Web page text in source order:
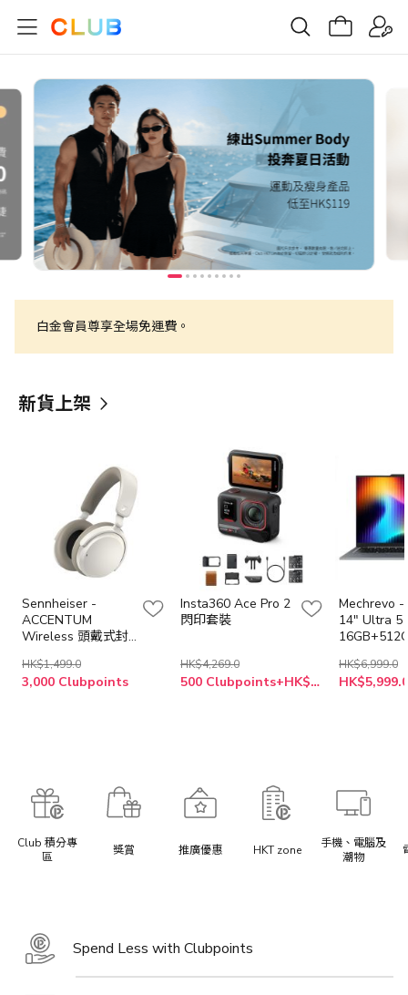
白金會員尊享全場免運費。
新貨上架
Sennheiser -
ACCENTUM
Wireless 頭戴式封
HK$1,499.0
3,000 Clubpoints
Insta360 Ace Pro 2
閃印套裝
HK$4,269.0
500 Clubpoints+HK$3,628.0
Mechrevo -
14" Ultra 5
提電腦(NB-
HK$6,999.0
HK$5,999.0
Club 積分專
區
獎賞 推廣優惠 HKT zone
手機、電腦及
潮物
Spend Less with Clubpoints